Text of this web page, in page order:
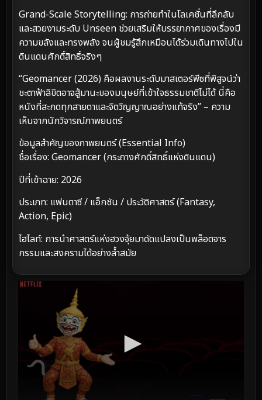
Grand-Scale Storytelling: การถ่ายทำในโลเคชั่นที่ลึกลับ
และสวยงามระดับ Unseen ช่วยเสริมให้บรรยากาศของเรื่องมี
ความขลังและทรงพลัง จนผู้ชมรู้สึกเหมือนได้ร่วมเดินทางไปใน
ดินแดนศักดิ์สิทธิ์จริงๆ
“Geomancer (2026) คือผลงานระดับมาสเตอร์พีซที่พิสูจน์ว่า
ชะตาฟ้าลิขิตอาจสู้มานะของมนุษย์ที่เข้าใจธรรมชาติไม่ได้ นี่คือ
หนังที่สะกดทุกสายตาและจิตวิญญาณอย่างแท้จริง” – ความ
เห็นจากนักวิจารณ์ภาพยนตร์
ข้อมูลสำคัญของภาพยนตร์ (Essential Info)
ชื่อเรื่อง: Geomancer (กระถางศักดิ์สิทธิ์แห่งดินแดน)
ปีที่เข้าฉาย: 2026
ประเภท: แฟนตาซี / แอ็กชัน / ประวัติศาสตร์ (Fantasy,
Action, Epic)
ไฮไลท์: การนำศาสตร์แห่งฮวงจุ้ยมาดัดแปลงเป็นพล็อตจาร
กรรมและสงครามได้อย่างล้ำสมัย